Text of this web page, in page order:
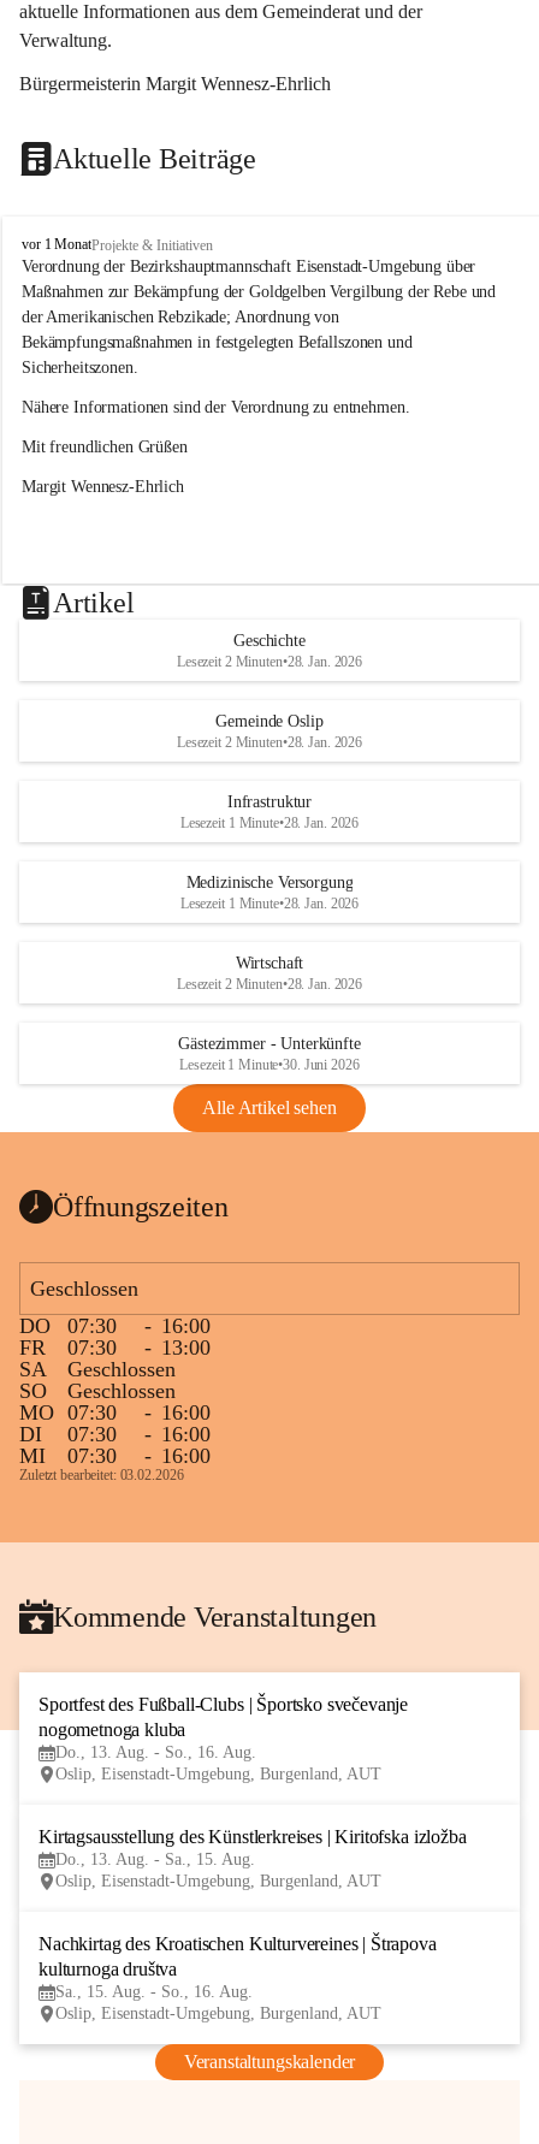
aktuelle Informationen aus dem Gemeinderat und der
Verwaltung.
Bürgermeisterin Margit Wennesz-Ehrlich
Aktuelle Beiträge
O
s
l
i
p
vor 1 MonatProjekte & Initiativen
Verordnung der Bezirkshauptmannschaft Eisenstadt-Umgebung über
Maßnahmen zur Bekämpfung der Goldgelben Vergilbung der Rebe und
der Amerikanischen Rebzikade; Anordnung von
Bekämpfungsmaßnahmen in festgelegten Befallszonen und
Sicherheitszonen.
Nähere Informationen sind der Verordnung zu entnehmen.
Mit freundlichen Grüßen
Margit Wennesz-Ehrlich
Artikel
Geschichte
Lesezeit 2 Minuten•28. Jan. 2026
Gemeinde Oslip
Lesezeit 2 Minuten•28. Jan. 2026
Infrastruktur
Lesezeit 1 Minute•28. Jan. 2026
Medizinische Versorgung
Lesezeit 1 Minute•28. Jan. 2026
Wirtschaft
Lesezeit 2 Minuten•28. Jan. 2026
Gästezimmer - Unterkünfte
Lesezeit 1 Minute•30. Juni 2026
Alle Artikel sehen
Öffnungszeiten
Geschlossen
DO
07:30 - 16:00
FR
07:30 - 13:00
SA
Geschlossen
SO
Geschlossen
MO 07:30 - 16:00
DI
07:30 - 16:00
MI
07:30 - 16:00
Zuletzt bearbeitet: 03.02.2026
Kommende Veranstaltungen
Sportfest des Fußball-Clubs | Športsko svečevanje
nogometnoga kluba
Do., 13. Aug. - So., 16. Aug.
Oslip, Eisenstadt-Umgebung, Burgenland, AUT
Kirtagsausstellung des Künstlerkreises | Kiritofska izložba
Do., 13. Aug. - Sa., 15. Aug.
Oslip, Eisenstadt-Umgebung, Burgenland, AUT
Nachkirtag des Kroatischen Kulturvereines | Štrapova
kulturnoga društva
Sa., 15. Aug. - So., 16. Aug.
Oslip, Eisenstadt-Umgebung, Burgenland, AUT
Veranstaltungskalender